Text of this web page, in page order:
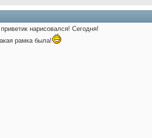
нарисовался! Сегодня!
рамка была!